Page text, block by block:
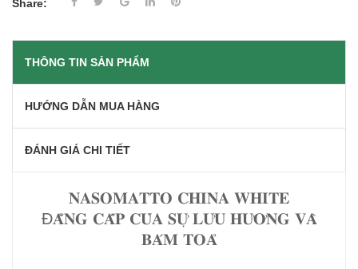
Share:
THÔNG TIN SẢN PHẨM
HƯỚNG DẪN MUA HÀNG
ĐÁNH GIÁ CHI TIẾT
𝐍𝐀𝐒𝐎𝐌𝐀𝐓𝐓𝐎 𝐂𝐇𝐈𝐍𝐀 𝐖𝐇𝐈𝐓𝐄
Đ𝐀̆̉𝐍𝐆 𝐂𝐀̂́𝐏 𝐂𝐔̉𝐀 𝐒𝐔̛̣ 𝐋𝐔̛𝐔 𝐇𝐔̛𝐎̛𝐍𝐆 𝐕𝐀̀
𝐁𝐀́𝐌 𝐓𝐎𝐀̉